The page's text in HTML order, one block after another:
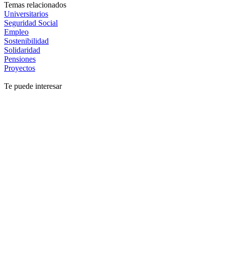
Temas relacionados
Universitarios
Seguridad Social
Empleo
Sostenibilidad
Solidaridad
Pensiones
Proyectos
Te puede interesar